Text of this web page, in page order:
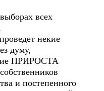
всех
некие
думу,
ПРИРОСТА
и постепенного